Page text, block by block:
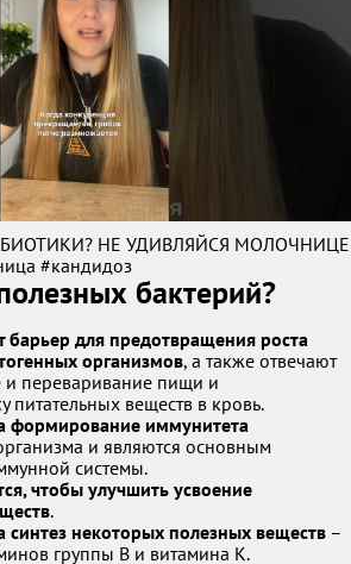
НЕ УДИВЛЯЙСЯ МОЛОЧНИЦЕ
#кандидоз
бактерий?
для предотвращения роста
организмов, а также отвечают
и переваривание пищи и
питательных веществ в кровь.
формирование иммунитета
и являются основным
системы.
чтобы улучшить усвоение
.
синтез некоторых полезных веществ –
группы B и витамина К.